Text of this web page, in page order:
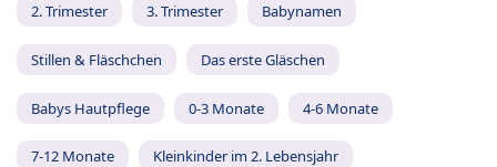
2. Trimester 3. Trimester Babynamen
Stillen & Fläschchen Das erste Gläschen
Babys Hautpflege 0-3 Monate 4-6 Monate
7-12 Monate Kleinkinder im 2. Lebensjahr